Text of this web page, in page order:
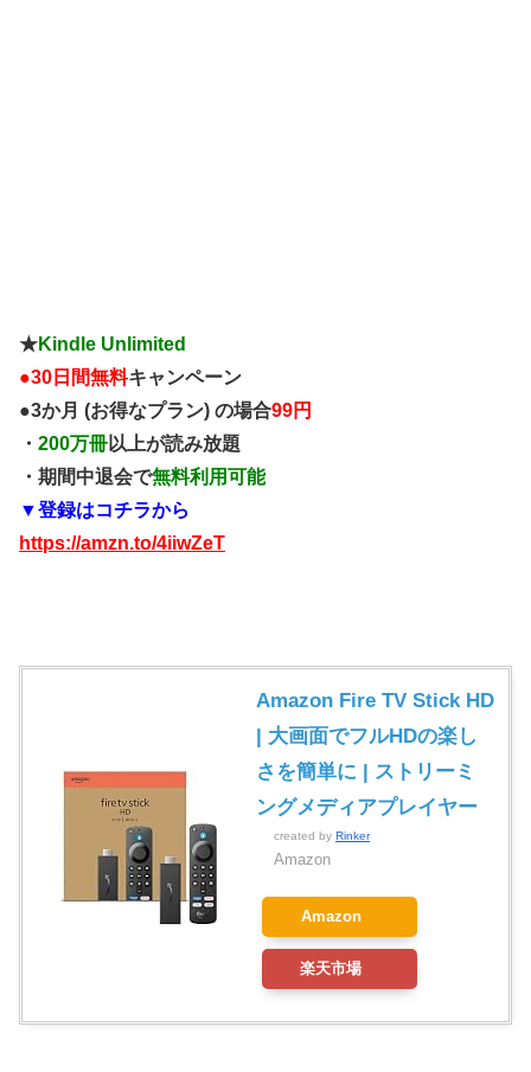
★Kindle Unlimited
●30日間無料キャンペーン
●3か月 (お得なプラン) の場合99円
・ 200万冊以上が読み放題
・期間中退会で無料利用可能
▼登録はコチラから
https://amzn.to/4iiwZeT
Amazon Fire TV Stick HD
| 大画面でフルHDの楽し
さを簡単に | ストリーミ
ングメディアプレイヤー
created by Rinker
Amazon
Amazon
楽天市場